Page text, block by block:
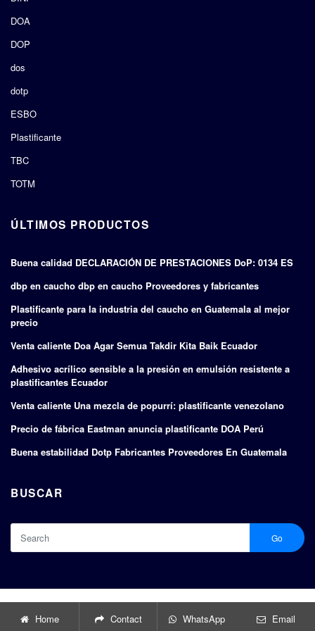
DOA
DOP
dos
dotp
ESBO
Plastificante
TBC
TOTM
ÚLTIMOS PRODUCTOS
Buena calidad DECLARACIÓN DE PRESTACIONES DoP: 0134 ES
dbp en caucho dbp en caucho Proveedores y fabricantes
Plastificante para la industria del caucho en Guatemala al mejor
precio
Venta caliente Doa Agar Semua Takdir Kita Baik Ecuador
Adhesivo acrílico sensible a la presión en emulsión resistente a
plastificantes Ecuador
Venta caliente Una mezcla de popurrí: plastificante venezolano
Precio de fábrica Eastman anuncia plastificante DOA Perú
Buena estabilidad Dotp Fabricantes Proveedores En Guatemala
BUSCAR
Go
Home Contact WhatsApp Email